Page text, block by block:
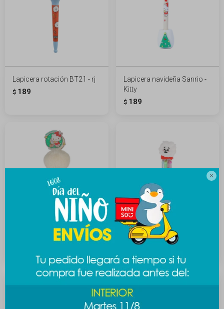

Lapicera rotación BT21 - rj
$ 189
Lapicera navideña Sanrio -
Kitty
$ 189
Lapicera navideña Sanrio Lapicera BT21 4 colores - Rj